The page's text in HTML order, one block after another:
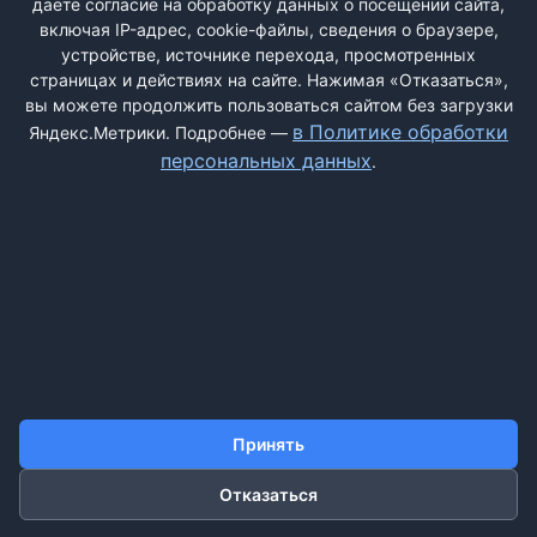
батарейка повербанк, вайфай роутер и флешка на 32 гб, не
пришло этого ничего, а заплатил я ...
©2011-2026 ДОСКАЖАЛОБ.РФ
даёте согласие на обработку данных о посещении сайта,
включая IP-адрес, cookie-файлы, сведения о браузере,
устройстве, источнике перехода, просмотренных
страницах и действиях на сайте. Нажимая «Отказаться»,
вы можете продолжить пользоваться сайтом без загрузки
Яндекс.Метрики. Подробнее — в Политике обработки
персональных данных.
Принять
Отказаться